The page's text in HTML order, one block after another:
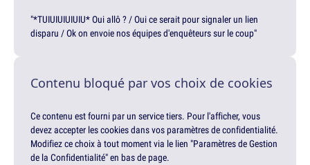
"*TUIUIUIUIUIU* Oui allô ? / Oui ce serait pour signaler un lien
disparu / Ok on envoie nos équipes d'enquêteurs sur le coup"
Contenu bloqué par vos choix de cookies
Ce contenu est fourni par un service tiers. Pour l'afficher, vous
devez accepter les cookies dans vos paramètres de confidentialité.
Modifiez ce choix à tout moment via le lien "Paramètres de Gestion
de la Confidentialité" en bas de page.